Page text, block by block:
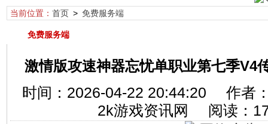
当前位置： 首页 > 免费服务端
免费服务端
激情版攻速神器忘忧单职业第七季V4
时间：2026-04-22 20:44:20 作者
2k游戏资讯网 阅读：